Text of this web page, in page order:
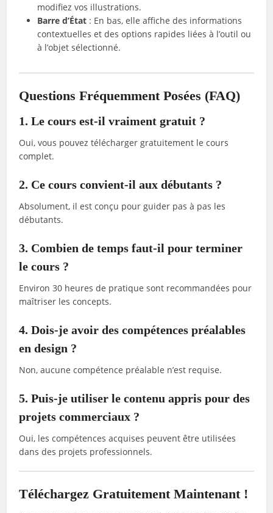
modifiez vos illustrations.
Barre d’État : En bas, elle affiche des informations
contextuelles et des options rapides liées à l’outil ou
à l’objet sélectionné.
Questions Fréquemment Posées (FAQ)
1. Le cours est-il vraiment gratuit ?
Oui, vous pouvez télécharger gratuitement le cours
complet.
2. Ce cours convient-il aux débutants ?
Absolument, il est conçu pour guider pas à pas les
débutants.
3. Combien de temps faut-il pour terminer
le cours ?
Environ 30 heures de pratique sont recommandées pour
maîtriser les concepts.
4. Dois-je avoir des compétences préalables
en design ?
Non, aucune compétence préalable n’est requise.
5. Puis-je utiliser le contenu appris pour des
projets commerciaux ?
Oui, les compétences acquises peuvent être utilisées
dans des projets professionnels.
Téléchargez Gratuitement Maintenant !